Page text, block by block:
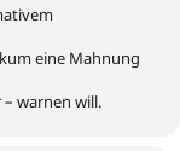
eine Mahnung
warnen will.